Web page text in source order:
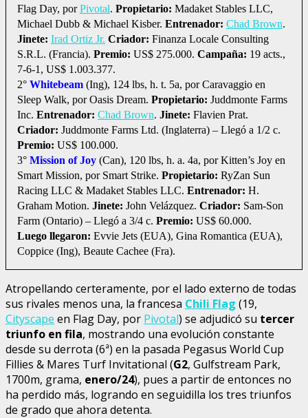
Flag Day, porPivotal. Propietario: Madaket Stables LLC,
Michael Dubb & Michael Kisber. Entrenador: Chad Brown.
Jinete: Irad Ortiz Jr. Criador: Finanza Locale Consulting
S.R.L. (Francia). Premio: US$ 275.000. Campaña: 19 acts.,
7-6-1, US$ 1.003.377.
2° Whitebeam (Ing), 124 lbs, h. t. 5a, por Caravaggio en
Sleep Walk, por Oasis Dream. Propietario: Juddmonte Farms
Inc. Entrenador: Chad Brown. Jinete: Flavien Prat.
Criador: Juddmonte Farms Ltd. (Inglaterra) – Llegó a 1/2 c.
Premio: US$ 100.000.
3° Mission of Joy (Can), 120 lbs, h. a. 4a, por Kitten’s Joy en
Smart Mission, por Smart Strike. Propietario: RyZan Sun
Racing LLC & Madaket Stables LLC. Entrenador: H.
Graham Motion. Jinete: John Velázquez. Criador: Sam-Son
Farm (Ontario) – Llegó a 3/4 c. Premio: US$ 60.000.
Luego llegaron: Evvie Jets (EUA), Gina Romantica (EUA),
Coppice (Ing), Beaute Cachee (Fra).
Atropellando certeramente, por el lado externo de todas
sus rivales menos una, la francesa Chili Flag (19,
Cityscape en Flag Day, por Pivotal) se adjudicó su tercer
triunfo en fila, mostrando una evolución constante
desde su derrota (6ª) en la pasada Pegasus World Cup
Fillies & Mares Turf Invitational (G2, Gulfstream Park,
1700m, grama, enero/24), pues a partir de entonces no
ha perdido más, logrando en seguidilla los tres triunfos
de grado que ahora detenta.